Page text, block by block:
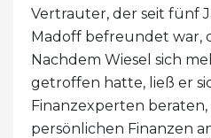
Vertrauter, der seit fünf
Madoff befreundet war,
Nachdem Wiesel sich
getroffen hatte, ließ er
Finanzexperten
persönlichen Finanzen